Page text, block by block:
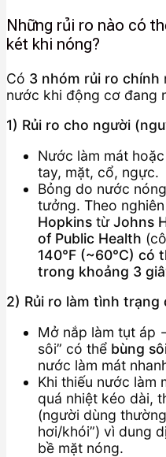
Những rủi ro nào có
két khi nóng?
Có 3 nhóm rủi ro chính
nước khi động cơ đang
1) Rủi ro cho người
Nước làm mát
tay, mặt, cổ, ngực.
Bỏng do nước
tưởng. Theo
Hopkins từJohns
of Public Health
140°F (~60°C) có
trong khoảng 3
2) Rủi ro làm tình trạng
Mở nắp làm tụt áp
sôi” có thể bùng
nước làm mát
Khi thiếu nước làm
quá nhiệt kéo dài,
(người dùng
hơi/khói”) vì dung
bề mặt nóng.